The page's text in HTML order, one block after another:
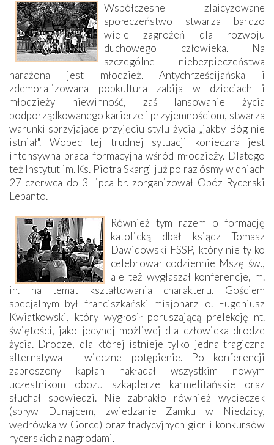
Współczesne zlaicyzowane
społeczeństwo stwarza bardzo
wiele zagrożeń dla rozwoju
duchowego człowieka. Na
szczególne niebezpieczeństwa
narażona jest młodzież. Antychrześcijańska i
zdemoralizowana popkultura zabija w dzieciach i
młodzieży niewinność, zaś lansowanie życia
podporządkowanego karierze i przyjemnościom, stwarza
warunki sprzyjające przyjęciu stylu życia „jakby Bóg nie
istniał". Wobec tej trudnej sytuacji konieczna jest
intensywna praca formacyjna wśród młodzieży. Dlatego
też Instytut im. Ks. Piotra Skargi już po raz ósmy w dniach
27 czerwca do 3 lipca br. zorganizował Obóz Rycerski
Lepanto.
Również tym razem o formację
katolicką dbał ksiądz Tomasz
Dawidowski FSSP, który nie tylko
celebrował codziennie Mszę św.,
ale też wygłaszał konferencje, m.
in. na temat kształtowania charakteru. Gościem
specjalnym był franciszkański misjonarz o. Eugeniusz
Kwiatkowski, który wygłosił poruszającą prelekcję nt.
świętości, jako jedynej możliwej dla człowieka drodze
życia. Drodze, dla której istnieje tylko jedna tragiczna
alternatywa - wieczne potępienie. Po konferencji
zaproszony kapłan nakładał wszystkim nowym
uczestnikom obozu szkaplerze karmelitańskie oraz
słuchał spowiedzi. Nie zabrakło również wycieczek
(spływ Dunajcem, zwiedzanie Zamku w Niedzicy,
wędrówka w Gorce) oraz tradycyjnych gier i konkursów
rycerskich z nagrodami.